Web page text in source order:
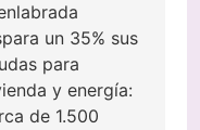
un 35% sus
para
y energía:
de 1.500